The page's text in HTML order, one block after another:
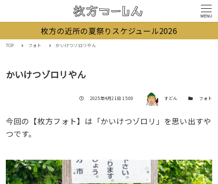
MENU
枚方の近所の夏祭りスケジュール2026
TOP フォト かいけつゾロリやん
かいけつゾロリやん
投稿日
2025年4月21日 15:00 著者 すどん カテゴリー
フォト
今回の【枚方フォト】は「かいけつゾロリ」を思い出すや
つです。